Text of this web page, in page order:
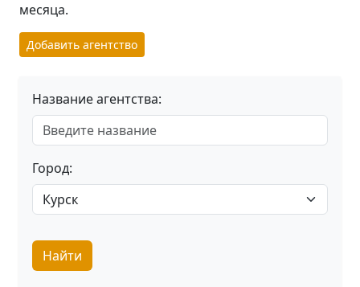
месяца.
Добавить агентство
Название агентства:
Город:
Найти